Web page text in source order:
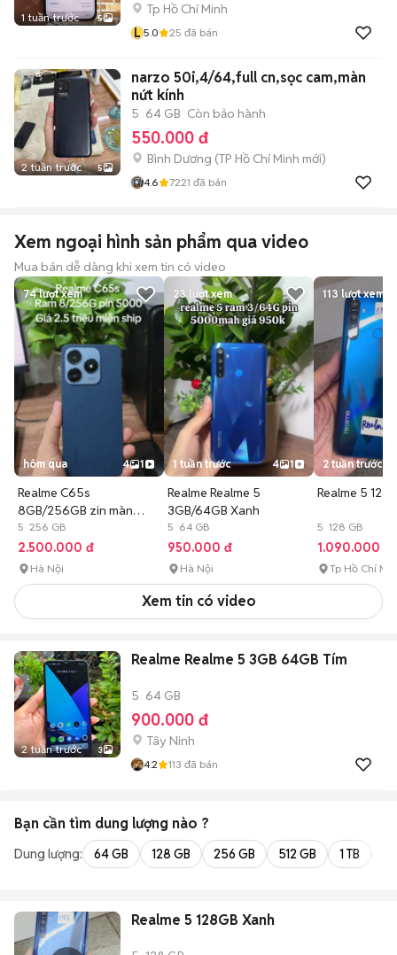
1 tuần trước 5
Tp Hồ Chí Minh
L 5.0 25 đã bán
2 tuần trước 5
narzo 50i,4/64,full cn,sọc cam,màn
nứt kính
5 64 GB Còn bảo hành
550.000 đ
Bình Dương (TP Hồ Chí Minh mới)
4.6 7221 đã bán
Xem ngoại hình sản phẩm qua video
Mua bán dễ dàng khi xem tin có video
74lượt xem
hôm qua 4 1
Realme C65s
8GB/256GB zin màn
mượt pin khỏe
5 256 GB
2.500.000 đ
Hà Nội
23 lượt xem
1 tuần trước 4 1
Realme Realme 5
3GB/64GB Xanh
5 64 GB
950.000 đ
Hà Nội
113 lượt xem
2 tuần trước
Realme 5
5 128 GB
1.090.000 đ
Tp Hồ Chí
Xem tin có video
2 tuần trước 3
Realme Realme 5 3GB 64GB Tím
5 64 GB
900.000 đ
Tây Ninh
4.2 113 đã bán
Bạn cần tìm dung lượng nào ?
Dung lượng: 64 GB 128 GB 256 GB 512 GB 1 TB
Realme 5 128GB Xanh